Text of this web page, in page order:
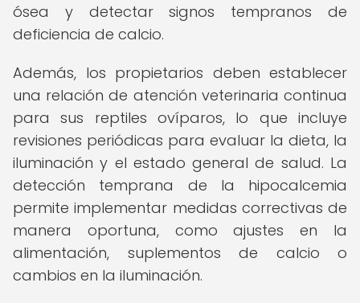
ósea y detectar signos tempranos de
deficiencia de calcio.
Además, los propietarios deben establecer
una relación de atención veterinaria continua
para sus reptiles ovíparos, lo que incluye
revisiones periódicas para evaluar la dieta, la
iluminación y el estado general de salud. La
detección temprana de la hipocalcemia
permite implementar medidas correctivas de
manera oportuna, como ajustes en la
alimentación, suplementos de calcio o
cambios en la iluminación.